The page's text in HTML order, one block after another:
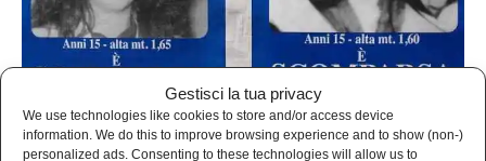
Gestisci la tua privacy
We use technologies like cookies to store and/or access device
information. We do this to improve browsing experience and to show (non-)
personalized ads. Consenting to these technologies will allow us to